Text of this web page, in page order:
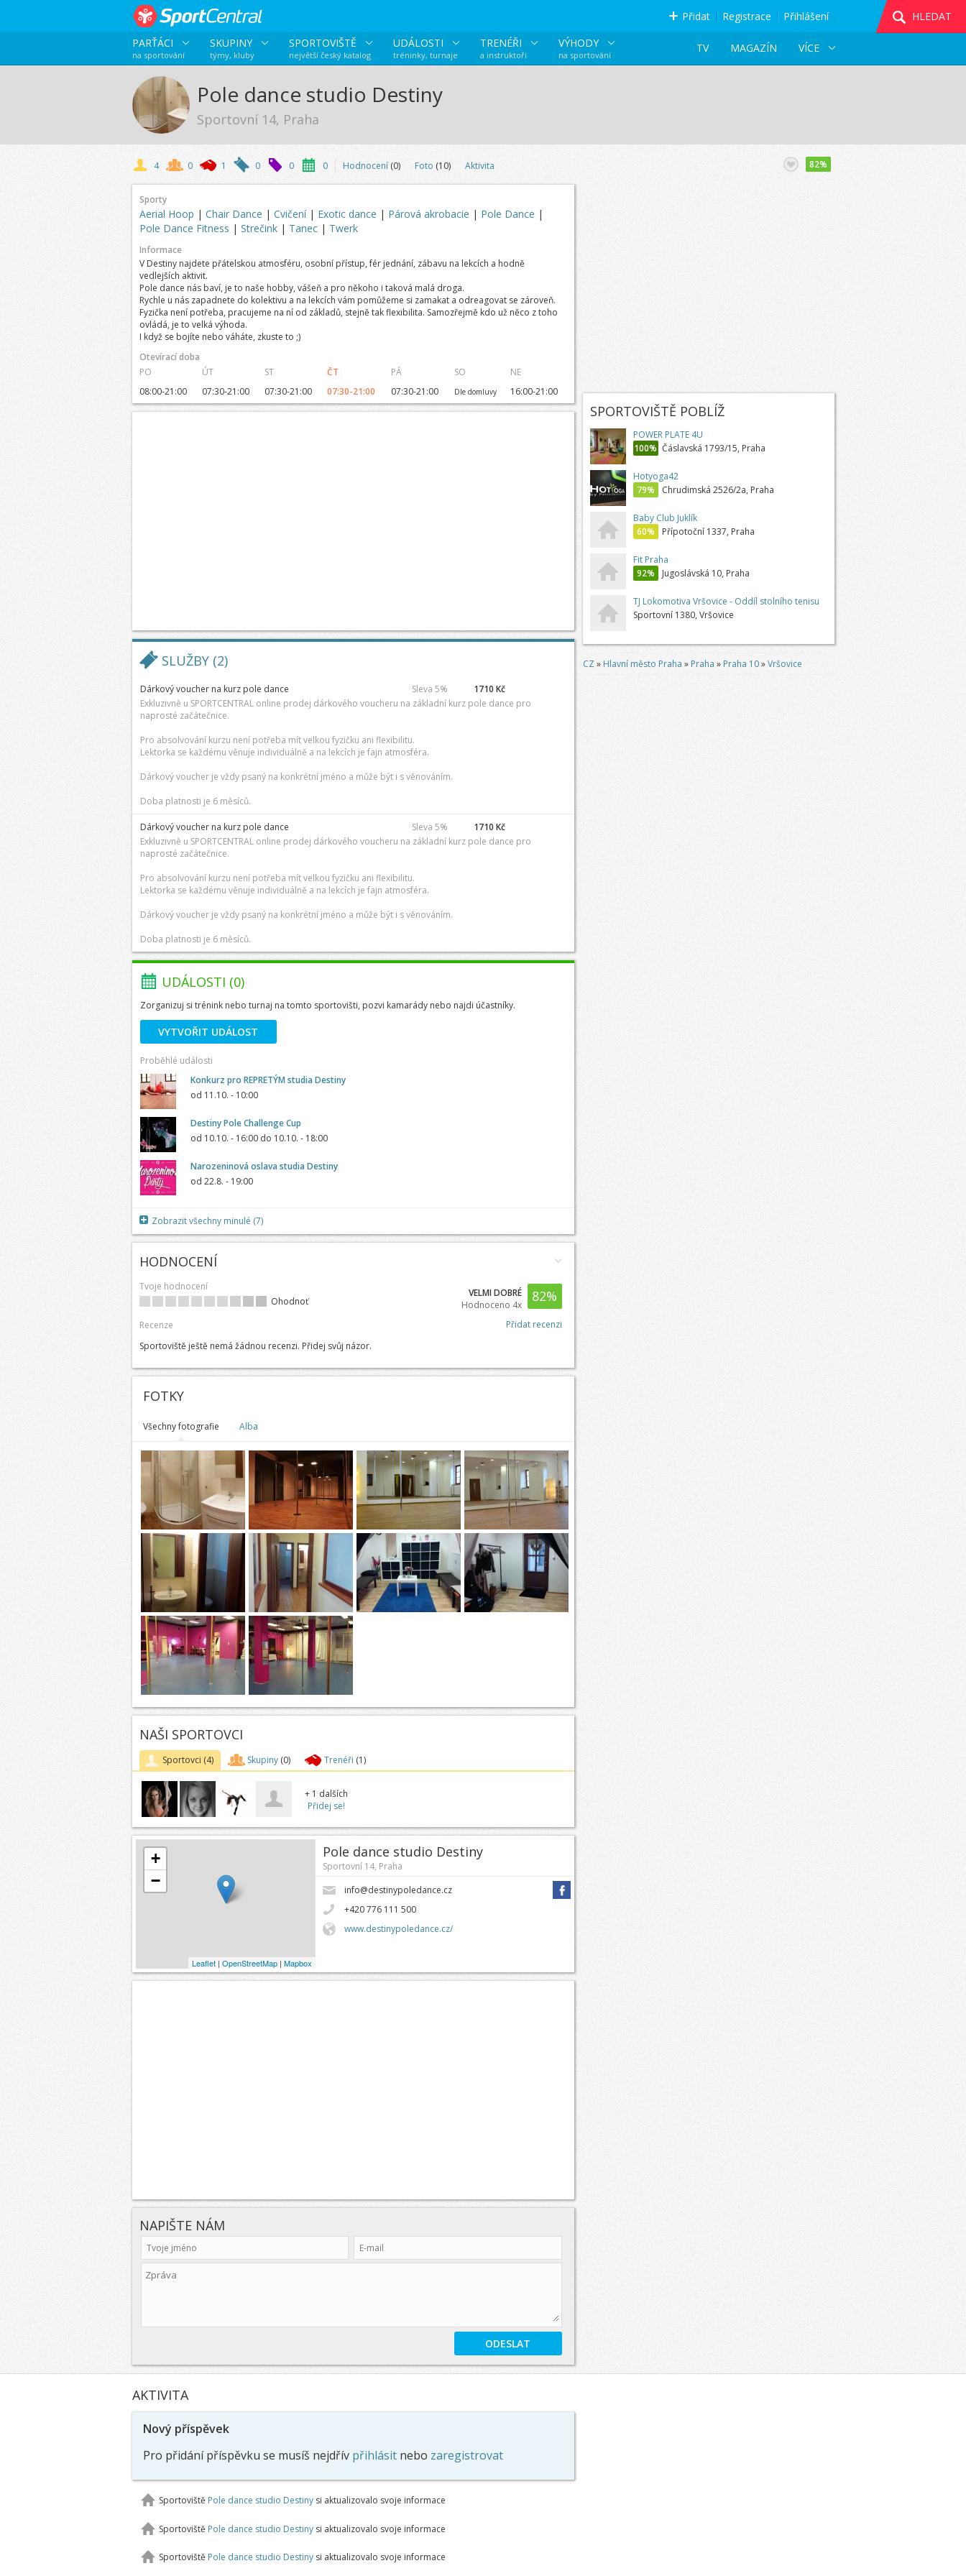
Přidat Registrace Přihlášení
HLEDAT
PARŤÁCI
na sportování
SKUPINY
týmy, kluby
SPORTOVIŠTĚ
největší český katalog
UDÁLOSTI
tréninky, turnaje
TRENÉŘI
a instruktoři
VÝHODY
na sportování
VÍCE
MAGAZÍN
TV
Pole dance studio Destiny
Sportovní 14, Praha
4 0 1 0 0 0 Hodnocení(0) Foto (10) Aktivita 82%
Sporty
Aerial Hoop | Chair Dance | Cvičení | Exotic dance | Párová akrobacie | Pole Dance |
Pole Dance Fitness | Strečink | Tanec | Twerk
Informace
V Destiny najdete přátelskou atmosféru, osobní přístup, fér jednání, zábavu na lekcích a hodně
vedlejších aktivit.
Pole dance nás baví, je to naše hobby, vášeň a pro někoho i taková malá droga.
Rychle u nás zapadnete do kolektivu a na lekcích vám pomůžeme si zamakat a odreagovat se zároveň.
Fyzička není potřeba, pracujeme na ní od základů, stejně tak flexibilita. Samozřejmě kdo už něco z toho
ovládá, je to velká výhoda.
I když se bojíte nebo váháte, zkuste to ;)
Otevírací doba
PO
ÚT ST ČT PÁ SO
NE
08:00-21:00
07:30-21:00 07:30-21:00 07:30-21:00 07:30-21:00 Dle domluvy 16:00-21:00
SLUŽBY (2)
Dárkový voucher na kurz pole dance Sleva 5%
1710 Kč
Exkluzivně u SPORTCENTRAL online prodej dárkového voucheru na základní kurz pole dance pro
naprosté začátečnice.
Pro absolvování kurzu není potřeba mít velkou fyzičku ani flexibilitu.
Lektorka se každému věnuje individuálně a na lekcích je fajn atmosféra.
Dárkový voucher je vždy psaný na konkrétní jméno a může být i s věnováním.
Doba platnosti je 6 měsíců.
Dárkový voucher na kurz pole dance Sleva 5%
1710 Kč
Exkluzivně u SPORTCENTRAL online prodej dárkového voucheru na základní kurz pole dance pro
naprosté začátečnice.
Pro absolvování kurzu není potřeba mít velkou fyzičku ani flexibilitu.
Lektorka se každému věnuje individuálně a na lekcích je fajn atmosféra.
Dárkový voucher je vždy psaný na konkrétní jméno a může být i s věnováním.
Doba platnosti je 6 měsíců.
UDÁLOSTI (0)
Zorganizuj si trénink nebo turnaj na tomto sportovišti, pozvi kamarády nebo najdi účastníky.
VYTVOŘIT UDÁLOST
Proběhlé události
Konkurz pro REPRETÝM studia Destiny
od 11.10. - 10:00
Destiny Pole Challenge Cup
od 10.10. - 16:00 do 10.10. - 18:00
Narozeninová oslava studia Destiny
od 22.8. - 19:00
Zobrazit všechny minulé (7)
HODNOCENÍ
Tvoje hodnocení
Ohodnoť
82%
VELMI DOBRÉ
Hodnoceno 4x
Recenze
Přidat recenzi
Sportoviště ještě nemá žádnou recenzi. Přidej svůj názor.
FOTKY
Všechny fotografie Alba
NAŠI SPORTOVCI
Sportovci (4) Skupiny (0) Trenéři (1)
+ 1 dalších
Přidej se!
+
−
Leaflet| OpenStreetMap| Mapbox
Pole dance studio Destiny
Sportovní 14, Praha
info@destinypoledance.cz
+420 776 111 500
www.destinypoledance.cz/
NAPIŠTE NÁM
SPORTOVIŠTĚ POBLÍŽ
POWER PLATE 4U
100% Čáslavská 1793/15, Praha
Hotyoga42
79%
Chrudimská 2526/2a, Praha
Baby Club Juklík
60%
Přípotoční 1337, Praha
Fit Praha
92%
Jugoslávská 10, Praha
TJ Lokomotiva Vršovice - Oddíl stolního tenisu
Sportovní 1380, Vršovice
CZ»Hlavní město Praha »Praha »Praha 10»Vršovice
AKTIVITA
Nový příspěvek
Pro přidání příspěvku se musíš nejdřív přihlásitnebo zaregistrovat
Sportoviště Pole dance studio Destinysi aktualizovalo svoje informace
Sportoviště Pole dance studio Destinysi aktualizovalo svoje informace
Sportoviště Pole dance studio Destinysi aktualizovalo svoje informace